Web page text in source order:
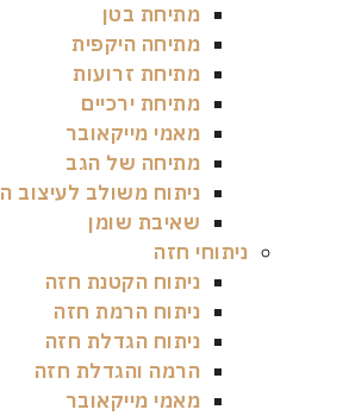
מתיחת בטן
מתיחה היקפית
מתיחת זרועות
מתיחת ירכיים
מאמי מייקאובר
מתיחה של הגב
ניתוח משולב לעיצוב הגוף
שאיבת שומן
ניתוחי חזה
ניתוח הקטנת חזה
ניתוח הרמת חזה
ניתוח הגדלת חזה
הרמה והגדלת חזה
מאמי מייקאובר